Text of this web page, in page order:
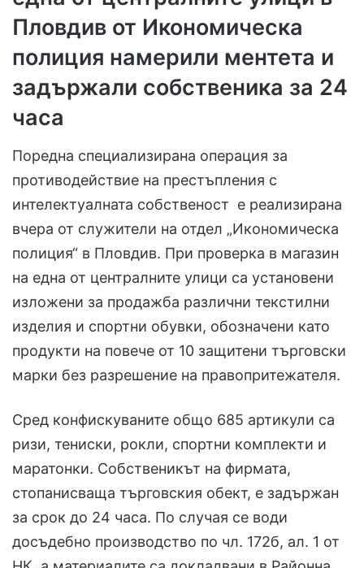
Пловдив от Икономическа
полиция намерили ментета и
задържали собственика за 24
часа
Поредна специализирана операция за
противодействие на престъпления с
интелектуалната собственост е реализирана
вчера от служители на отдел „Икономическа
полиция“ в Пловдив. При проверка в магазин
на една от централните улици са установени
изложени за продажба различни текстилни
изделия и спортни обувки, обозначени като
продукти на повече от 10 защитени търговски
марки без разрешение на правопритежателя.
Сред конфискуваните общо 685 артикули са
ризи, тениски, рокли, спортни комплекти и
маратонки. Собственикът на фирмата,
стопанисваща търговския обект, е задържан
за срок до 24 часа. По случая се води
досъдебно производство по чл. 172б, ал. 1 от